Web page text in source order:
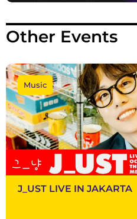
Other Events
Music
J_UST LIVE IN JAKARTA